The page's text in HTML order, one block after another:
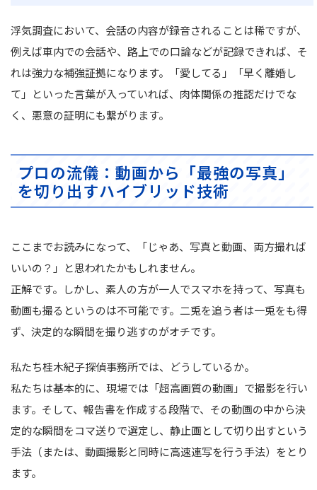
浮気調査において、会話の内容が録音されることは稀ですが、
例えば車内での会話や、路上での口論などが記録できれば、そ
れは強力な補強証拠になります。「愛してる」「早く離婚し
て」といった言葉が入っていれば、肉体関係の推認だけでな
く、悪意の証明にも繋がります。
プロの流儀：動画から「最強の写真」
を切り出すハイブリッド技術
ここまでお読みになって、「じゃあ、写真と動画、両方撮れば
いいの？」と思われたかもしれません。
正解です。しかし、素人の方が一人でスマホを持って、写真も
動画も撮るというのは不可能です。二兎を追う者は一兎をも得
ず、決定的な瞬間を撮り逃すのがオチです。
私たち桂木紀子探偵事務所では、どうしているか。
私たちは基本的に、現場では「超高画質の動画」で撮影を行い
ます。そして、報告書を作成する段階で、その動画の中から決
定的な瞬間をコマ送りで選定し、静止画として切り出すという
手法（または、動画撮影と同時に高速連写を行う手法）をとり
ます。